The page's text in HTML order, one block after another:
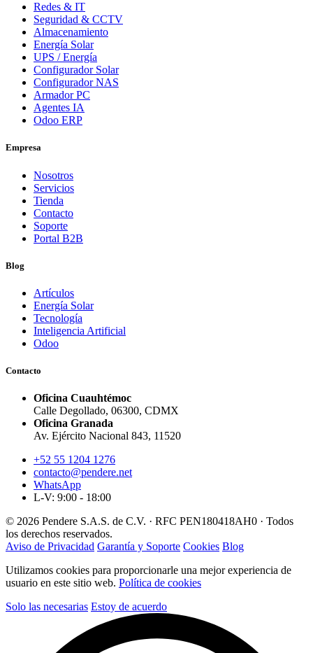
Redes & IT
Seguridad & CCTV
Almacenamiento
Energía Solar
UPS / Energía
Configurador Solar
Configurador NAS
Armador PC
Agentes IA
Odoo ERP
Empresa
Nosotros
Servicios
Tienda
Contacto
Soporte
Portal B2B
Blog
Artículos
Energía Solar
Tecnología
Inteligencia Artificial
Odoo
Contacto
Oficina Cuauhtémoc
Calle Degollado, 06300, CDMX
Oficina Granada
Av. Ejército Nacional 843, 11520
+52 55 1204 1276
contacto@pendere.net
WhatsApp
L-V: 9:00 - 18:00
© 2026 Pendere S.A.S. de C.V. · RFC PEN180418AH0 · Todos
los derechos reservados.
Aviso de Privacidad Garantía y Soporte Cookies Blog
Utilizamos cookies para proporcionarle una mejor experiencia de
usuario en este sitio web. Política de cookies
Solo las necesarias Estoy de acuerdo